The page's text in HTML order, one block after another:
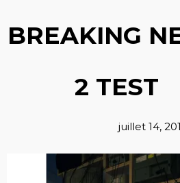
BREAKING
2 TEST
juillet 14,